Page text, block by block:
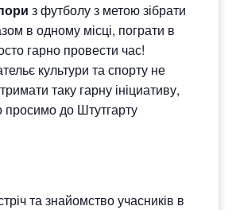
з футболу з метою зібрати
в одному місці, пограти в
гарно провести час!
культури та спорту не
таку гарну ініциативу,
просимо до Штутгарту
та знайомство учасників в